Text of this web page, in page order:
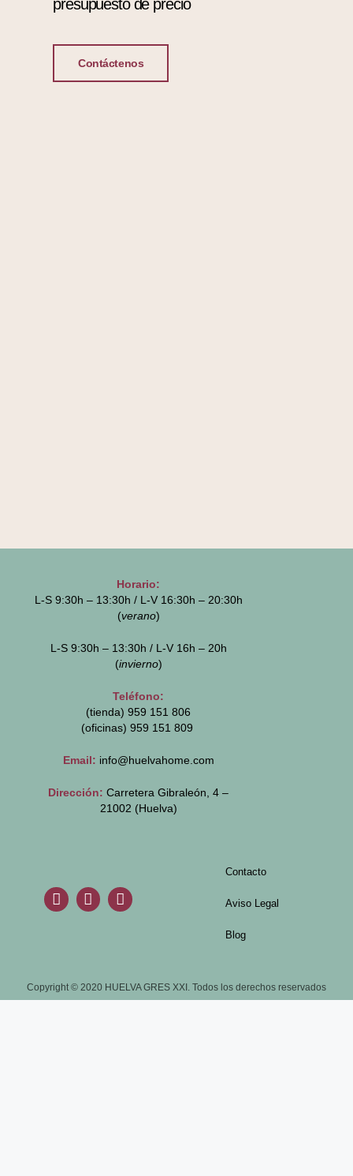
presupuesto de precio
Contáctenos
Horario:
L-S 9:30h – 13:30h / L-V 16:30h – 20:30h
(verano)
L-S 9:30h – 13:30h / L-V 16h – 20h
(invierno)
Teléfono:
(tienda) 959 151 806
(oficinas) 959 151 809
Email: info@huelvahome.com
Dirección: Carretera Gibraleón, 4 –
21002 (Huelva)
Contacto
Aviso Legal
Blog
Copyright © 2020 HUELVA GRES XXI. Todos los derechos reservados